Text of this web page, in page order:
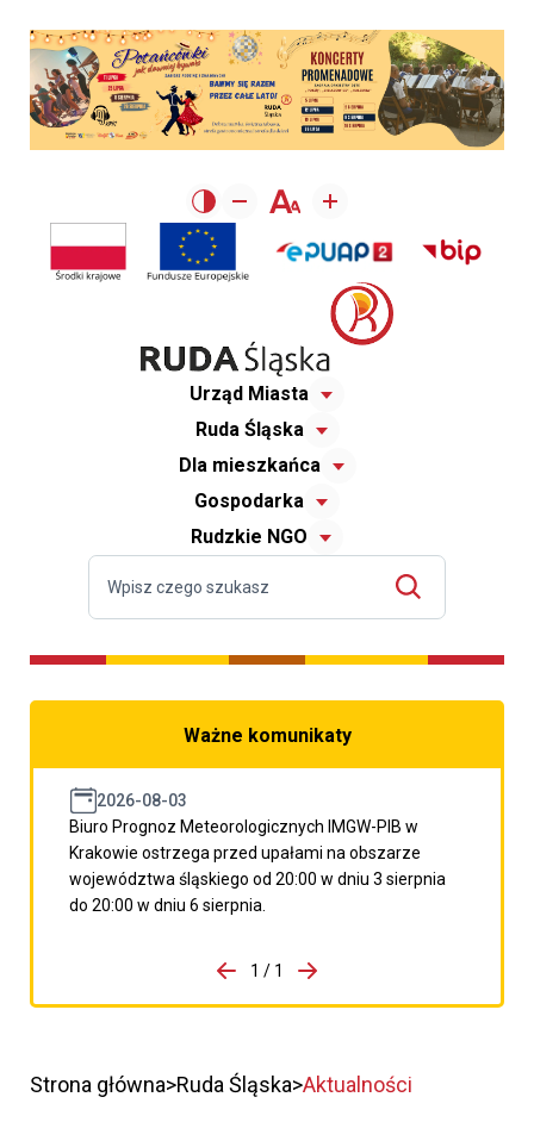
Urząd Miasta
Ruda Śląska
Dla mieszkańca
Gospodarka
Rudzkie NGO
Ważne komunikaty
2026-08-03
Biuro Prognoz Meteorologicznych IMGW-PIB w
Krakowie ostrzega przed upałami na obszarze
województwa śląskiego od 20:00 w dniu 3 sierpnia
do 20:00 w dniu 6 sierpnia.
porzpedniego komunikatu
1 / 1
Przejdź do następnego
Strona główna Ruda Śląska Aktualności